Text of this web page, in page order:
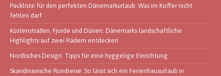
Packliste für den perfekten Dänemarkurlaub: Was im Koffer nicht
fehlen darf
Küstenstraßen, Fjorde und Dünen: Dänemarks landschaftliche
Highlights auf zwei Rädern entdecken
Nordisches Design: Tipps für eine hyggelige Einrichtung
Skandinavische Rundreise: So lässt sich ein Ferienhausurlaub in